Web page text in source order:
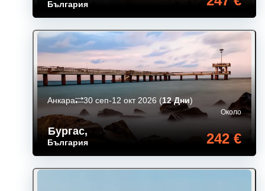
България
Бургас,
България
Около
242 €
Анкара 30 сеп-12 окт 2026 (12 Дни)